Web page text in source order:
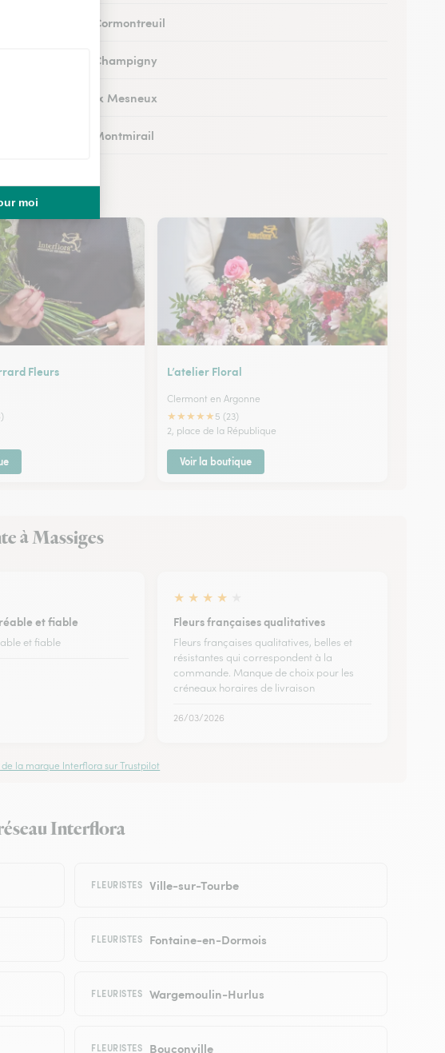
Fleuristes à Cormontreuil
Fleuristes à Champigny
Fleuristes aux Mesneux
Fleuristes à Montmirail
Fleuristes à Vitry-le-François
Fleurs L’atelier Floral
Clermont en Argonne
★★★★★ 5 (23)
2, place de la République
Voir la boutique
à Massiges
et fiable
et fiable
★ ★ ★ ★
Fleurs françaises qualitatives
Fleurs françaises qualitatives, belles et
résistantes qui correspondent à la
commande. Manque de choix pour les
créneaux horaires de livraison
26/03/2026
de la marque Interflora sur Trustpilot
Interflora
FLEURISTES Ville-sur-Tourbe
FLEURISTES Fontaine-en-Dormois
FLEURISTES Wargemoulin-Hurlus
FLEURISTES Bouconville